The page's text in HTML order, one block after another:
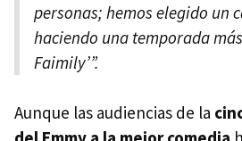
personas; hemos elegido un
haciendo una temporada
Faimily’”.
Aunque las audiencias de la